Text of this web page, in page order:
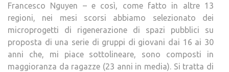
Francesco Nguyen – e così, come fatto in altre 13
regioni, nei mesi scorsi abbiamo selezionato dei
microprogetti di rigenerazione di spazi pubblici su
proposta di una serie di gruppi di giovani dai 16 ai 30
anni che, mi piace sottolineare, sono composti in
maggioranza da ragazze (23 anni in media). Si tratta di